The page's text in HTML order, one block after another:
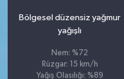
Bölgesel düzensiz yağmur
yağışlı
Nem: %72
Rüzgar: 15 km/h
Yağış Olasılığı: %89